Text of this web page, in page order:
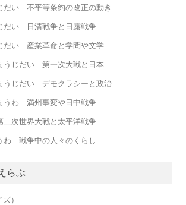
だい 不平等条約の改正の動き
だい 日清戦争と日露戦争
だい 産業革命と学問や文学
うじだい 第一次大戦と日本
うじだい デモクラシーと政治
うわ 満州事変や日中戦争
次世界大戦と太平洋戦争
わ 戦争中の人々のくらし
らぶ
ズ）